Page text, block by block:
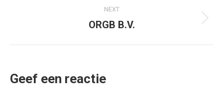
NEXT
Next
ORGB B.V.
Geef een reactie